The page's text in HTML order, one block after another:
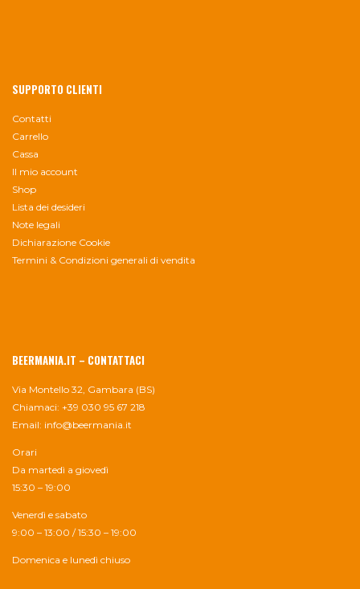
SUPPORTO CLIENTI
Contatti
Carrello
Cassa
Il mio account
Shop
Lista dei desideri
Note legali
Dichiarazione Cookie
Termini & Condizioni generali di vendita
BEERMANIA.IT – CONTATTACI
Via Montello 32, Gambara (BS)
Chiamaci: +39 030 95 67 218
Email: info@beermania.it
Orari
Da martedì a giovedì
15:30 – 19:00
Venerdì e sabato
9:00 – 13:00 / 15:30 – 19:00
Domenica e lunedì chiuso